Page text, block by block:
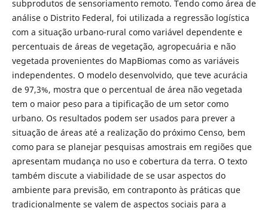
subprodutos de sensoriamento remoto. Tendo como área de
análise o Distrito Federal, foi utilizada a regressão logística
com a situação urbano-rural como variável dependente e
percentuais de áreas de vegetação, agropecuária e não
vegetada provenientes do MapBiomas como as variáveis
independentes. O modelo desenvolvido, que teve acurácia
de 97,3%, mostra que o percentual de área não vegetada
tem o maior peso para a tipificação de um setor como
urbano. Os resultados podem ser usados para prever a
situação de áreas até a realização do próximo Censo, bem
como para se planejar pesquisas amostrais em regiões que
apresentam mudança no uso e cobertura da terra. O texto
também discute a viabilidade de se usar aspectos do
ambiente para previsão, em contraponto às práticas que
tradicionalmente se valem de aspectos sociais para a